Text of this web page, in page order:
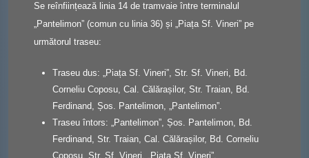
Se reînființează linia 14 de tramvaie între terminalul
„Pantelimon” (comun cu linia 36) și „Piața Sf. Vineri” pe
următorul traseu:
Traseu dus: „Piața Sf. Vineri”, Str. Sf. Vineri, Bd.
Corneliu Coposu, Cal. Călărașilor, Str. Traian, Bd.
Ferdinand, Șos. Pantelimon, „Pantelimon”.
Traseu întors: „Pantelimon”, Șos. Pantelimon, Bd.
Ferdinand, Str. Traian, Cal. Călărașilor, Bd. Corneliu
Coposu, Str. Sf. Vineri, „Piața Sf. Vineri”.